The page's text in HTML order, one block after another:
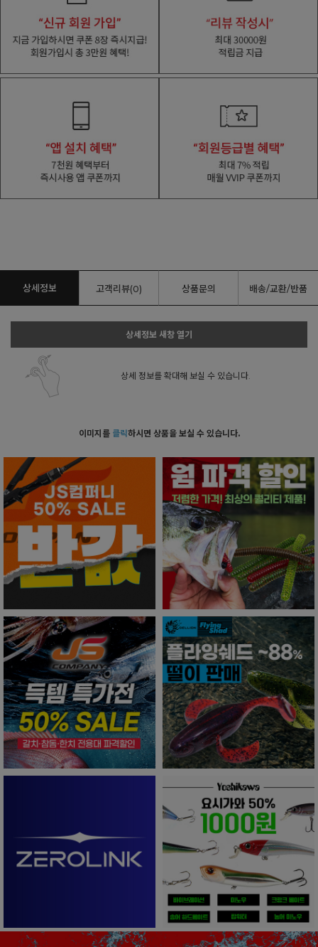
상세정보 고객리뷰(0) 상품문의 배송/교환/반품
상세정보 새창 열기
상세 정보를 확대해 보실 수 있습니다.
이미지를 클릭하시면 상품을 보실 수 있습니다.